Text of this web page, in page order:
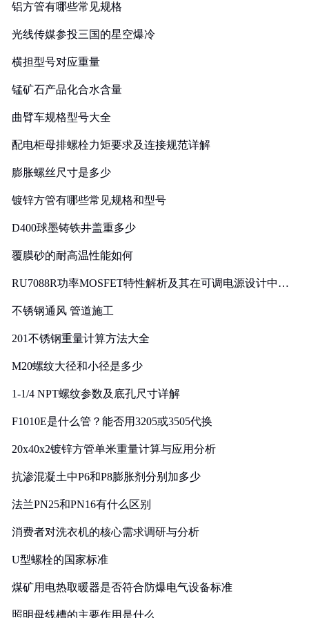
铝方管有哪些常见规格
光线传媒参投三国的星空爆冷
横担型号对应重量
锰矿石产品化合水含量
曲臂车规格型号大全
配电柜母排螺栓力矩要求及连接规范详解
膨胀螺丝尺寸是多少
镀锌方管有哪些常见规格和型号
D400球墨铸铁井盖重多少
覆膜砂的耐高温性能如何
RU7088R功率MOSFET特性解析及其在可调电源设计中的
不锈钢通风 管道施工
201不锈钢重量计算方法大全
M20螺纹大径和小径是多少
1-1/4 NPT螺纹参数及底孔尺寸详解
F1010E是什么管？能否用3205或3505代换
20x40x2镀锌方管单米重量计算与应用分析
抗渗混凝土中P6和P8膨胀剂分别加多少
法兰PN25和PN16有什么区别
消费者对洗衣机的核心需求调研与分析
U型螺栓的国家标准
煤矿用电热取暖器是否符合防爆电气设备标准
照明母线槽的主要作用是什么